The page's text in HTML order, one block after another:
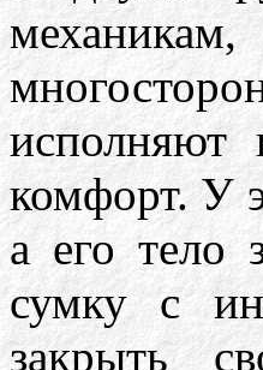
комфорт. У
а его тело
сумку с
закрыть